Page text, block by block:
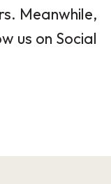
Meanwhile,
us on Social.